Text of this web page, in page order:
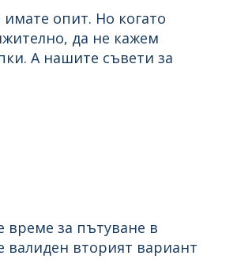
опит. Но когато
да не кажем
А нашите съвети за
време за пътуване в
вторият вариант